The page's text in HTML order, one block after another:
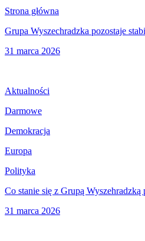
Strona główna
Grupa Wyszechradzka pozostaje
31 marca 2026
Aktualności
Darmowe
Demokracja
Europa
Polityka
Co stanie się z Grupą
31 marca 2026